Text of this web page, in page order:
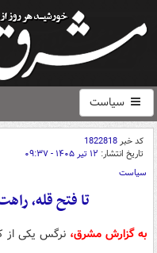
سیاست
کد خبر1822818
تاریخ انتشار: ۱۲ تیر ۱۴۰۵ - ۰۹:۳۷
سیاست
تا فتح قله،
به گزارش مشرق، نرگس یکی از